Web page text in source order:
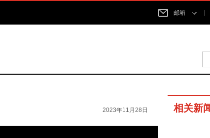
邮箱
2023年11月28日 相关新